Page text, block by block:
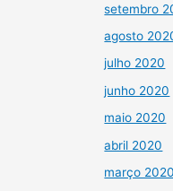
setembro
agosto
julho 2020
junho 2020
maio 2020
abril 2020
março 2020